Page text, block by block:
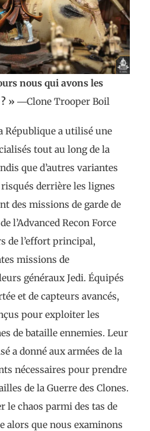
nous qui avons les
» ―Clone Trooper Boil
République a utilisé une
tout au long de la
que d’autres variantes
derrière les lignes
des missions de garde de
l’Advanced Recon Force
de l’effort principal,
missions de
généraux Jedi. Équipés
et de capteurs avancés,
pour exploiter les
de bataille ennemies. Leur
a donné aux armées de la
nécessaires pour prendre
de la Guerre des Clones.
le chaos parmi des tas de
alors que nous examinons